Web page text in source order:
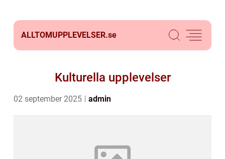
ALLTOMUPPLEVELSER.se
Kulturella upplevelser
02 september 2025 admin